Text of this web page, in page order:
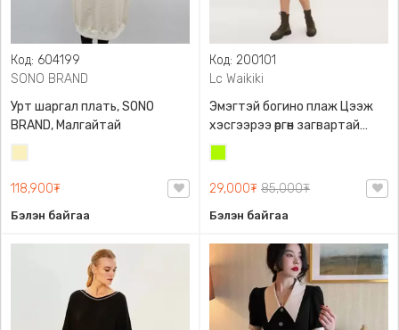
Код: 604199
SONO BRAND
Урт шаргал плать, SONO
BRAND, Малгайтай
Блонд/
118,900₮
Бэлэн байгаа
Код: 200101
Lc Waikiki
Эмэгтэй богино плаж Цээж
хэсгээрээ өргөн загвартай
Бэлхүүс маш нарийхан
харагдуулах загвартай , Lc
Waikiki, 100% даавуу
29,000₮ 85,000₮
Бэлэн байгаа